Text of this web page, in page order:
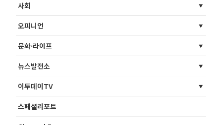
사회
오피니언
문화·라이프
뉴스발전소
이투데이TV
스페셜리포트